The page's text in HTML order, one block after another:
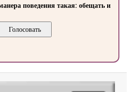
поведения такая: обещать и